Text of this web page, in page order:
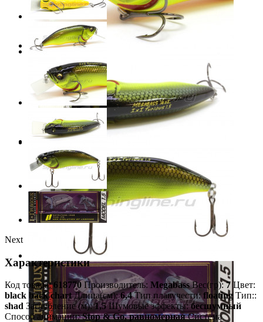
Next
Характеристики
Код товара:618770 Производитель: Megabass Вес(гр):7 Цвет:
black back chart Длина(см):6,4 Тип плавучести:floating Тип::
shad Заглубление (м):1,5 Шумовые эффекты:бесшумный
Способ анимации:Stop & Go, равномерная Система